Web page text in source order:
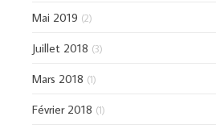
Mai 2019 (2)
Juillet 2018 (3)
Mars 2018 (1)
Février 2018 (1)